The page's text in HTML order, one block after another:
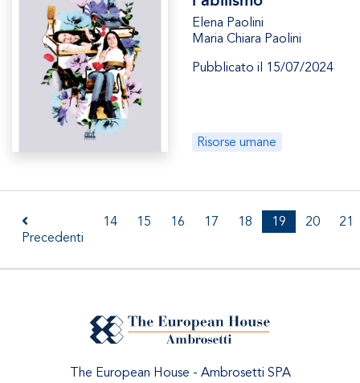
Elena Paolini
Maria Chiara Paolini
Pubblicato il 15/07/2024
Risorse umane
Precedenti
14 15 16 17 18 19 20 21
The European House - Ambrosetti SPA